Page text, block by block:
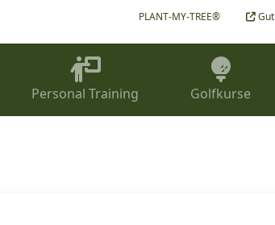
PLANT-MY-TREE®
Personal Training Golfkurse